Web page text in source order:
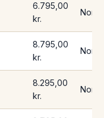
6.795,00
kr.
8.795,00
kr.
8.295,00
kr.